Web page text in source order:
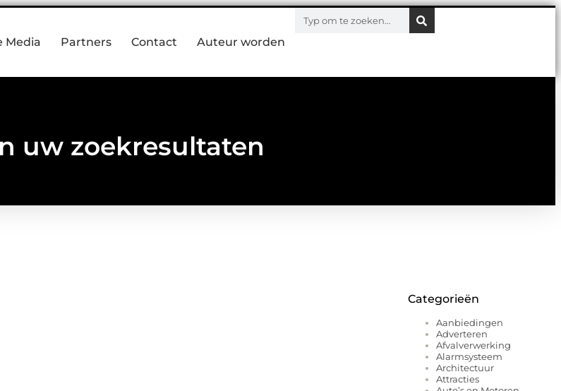
Media Partners Contact Auteur worden
uw zoekresultaten
Categorieën
Aanbiedingen
Adverteren
Afvalverwerking
Alarmsysteem
Architectuur
Attracties